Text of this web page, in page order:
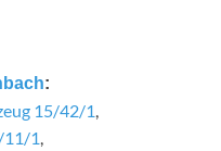
:
15/42/1,
11/1,